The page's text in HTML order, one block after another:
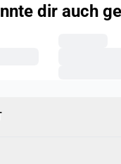
dir auch